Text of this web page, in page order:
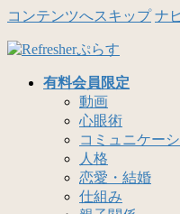
コンテンツへスキップ ナ
有料会員限定
動画
心眼術
コミュニケー
人格
恋愛・結婚
仕組み